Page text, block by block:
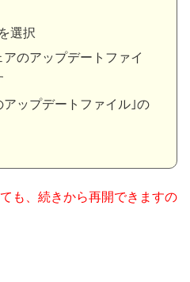
選択
のアップデートファイ
アップデートファイル｣の
も、続きから再開できますの